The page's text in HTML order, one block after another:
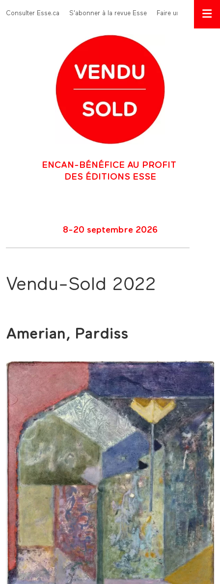
Menu Top
Consulter Esse.ca S'abonner à la revue Esse Faire un don
ENCAN-BÉNÉFICE AU PROFIT
DES ÉDITIONS ESSE
8-20 septembre 2026
Vendu-Sold 2022
Amerian, Pardiss